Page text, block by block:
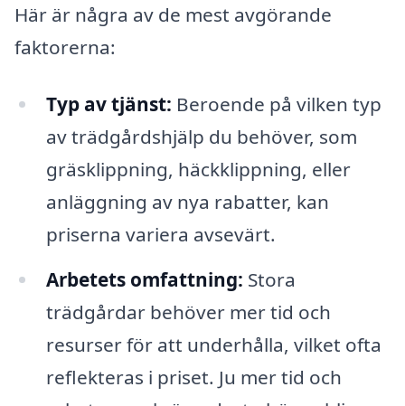
Här är några av de mest avgörande
faktorerna:
Typ av tjänst: Beroende på vilken typ
av trädgårdshjälp du behöver, som
gräsklippning, häckklippning, eller
anläggning av nya rabatter, kan
priserna variera avsevärt.
Arbetets omfattning: Stora
trädgårdar behöver mer tid och
resurser för att underhålla, vilket ofta
reflekteras i priset. Ju mer tid och